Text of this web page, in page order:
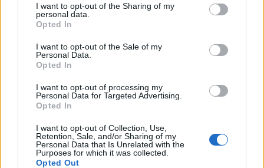
I want to opt-out of the Sharing of my
personal data.
Opted In
I want to opt-out of the Sale of my
Personal Data.
Opted In
I want to opt-out of processing my
Personal Data for Targeted Advertising.
Opted In
I want to opt-out of Collection, Use,
Retention, Sale, and/or Sharing of my
Personal Data that Is Unrelated with the
Purposes for which it was collected.
Opted Out
Município de Anadia garante
manutenção dos meios de emergência
médica no concelho